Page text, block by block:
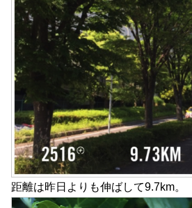
距離は昨日よりも伸ばして9.7km。